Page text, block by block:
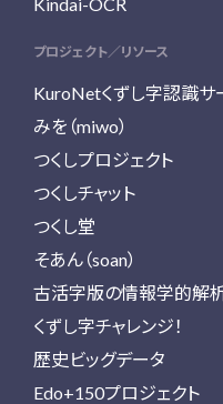
プロジェクト／リソース
KuroNetくずし字認識サ
みを（miwo）
つくしプロジェクト
つくしチャット
つくし堂
そあん（soan）
古活字版の情報学的解
くずし字チャレンジ！
歴史ビッグデータ
Edo+150プロジェクト